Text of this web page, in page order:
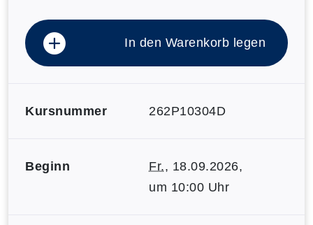
In den Warenkorb legen
Kursnummer 262P10304D
Beginn Fr., 18.09.2026,
um 10:00 Uhr